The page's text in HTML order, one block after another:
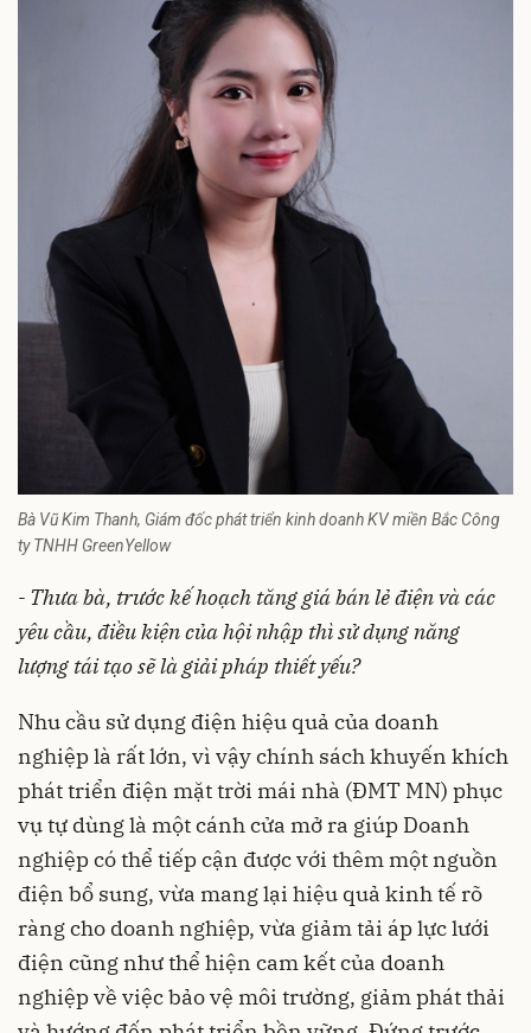
Bà Vũ Kim Thanh, Giám đốc phát triển kinh doanh KV miền Bắc Công
ty TNHH GreenYellow
- Thưa bà, trước kế hoạch tăng giá bán lẻ điện và các
yêu cầu, điều kiện của hội nhập thì sử dụng năng
lượng tái tạo sẽ là giải pháp thiết yếu?
Nhu cầu sử dụng điện hiệu quả của doanh
nghiệp là rất lớn, vì vậy chính sách khuyến khích
phát triển điện mặt trời mái nhà (ĐMT MN) phục
vụ tự dùng là một cánh cửa mở ra giúp Doanh
nghiệp có thể tiếp cận được với thêm một nguồn
điện bổ sung, vừa mang lại hiệu quả kinh tế rõ
ràng cho doanh nghiệp, vừa giảm tải áp lực lưới
điện cũng như thể hiện cam kết của doanh
nghiệp về việc bảo vệ môi trường, giảm phát thải